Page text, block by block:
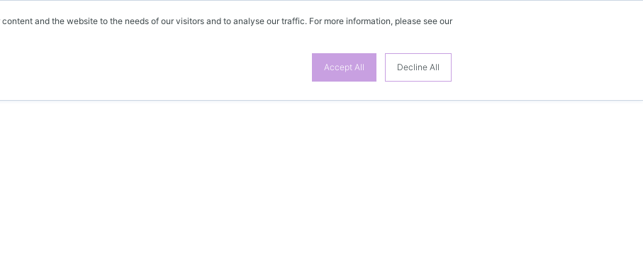
and the website to the needs of our visitors and to analyse our traffic. For more information, please see our
Accept All Decline All